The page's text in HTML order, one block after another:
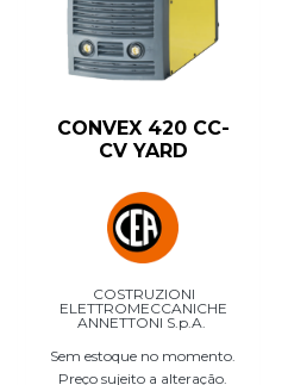
CONVEX 420 CC-
CV YARD
COSTRUZIONI
ELETTROMECCANICHE
ANNETTONI S.p.A.
Sem estoque no momento.
Preço sujeito a alteração.